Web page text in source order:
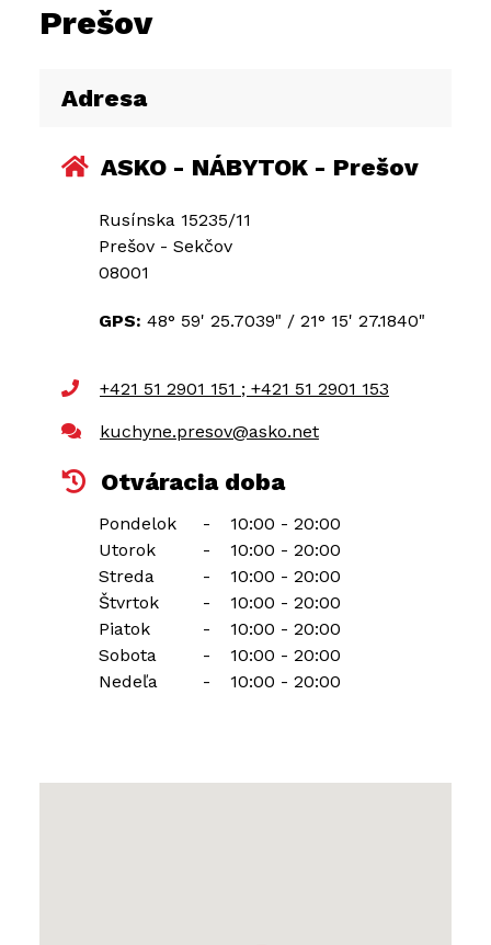
Prešov
Adresa
ASKO - NÁBYTOK - Prešov
Rusínska 15235/11
Prešov - Sekčov
08001
GPS: 48° 59' 25.7039" / 21° 15' 27.1840"
+421 51 2901 151 ; +421 51 2901 153
kuchyne.presov@asko.net
Otváracia doba
Pondelok -
10:00 - 20:00
Utorok
-
10:00 - 20:00
Streda
-
10:00 - 20:00
Štvrtok
-
10:00 - 20:00
Piatok
-
10:00 - 20:00
Sobota
-
10:00 - 20:00
Nedeľa
- 10:00 - 20:00